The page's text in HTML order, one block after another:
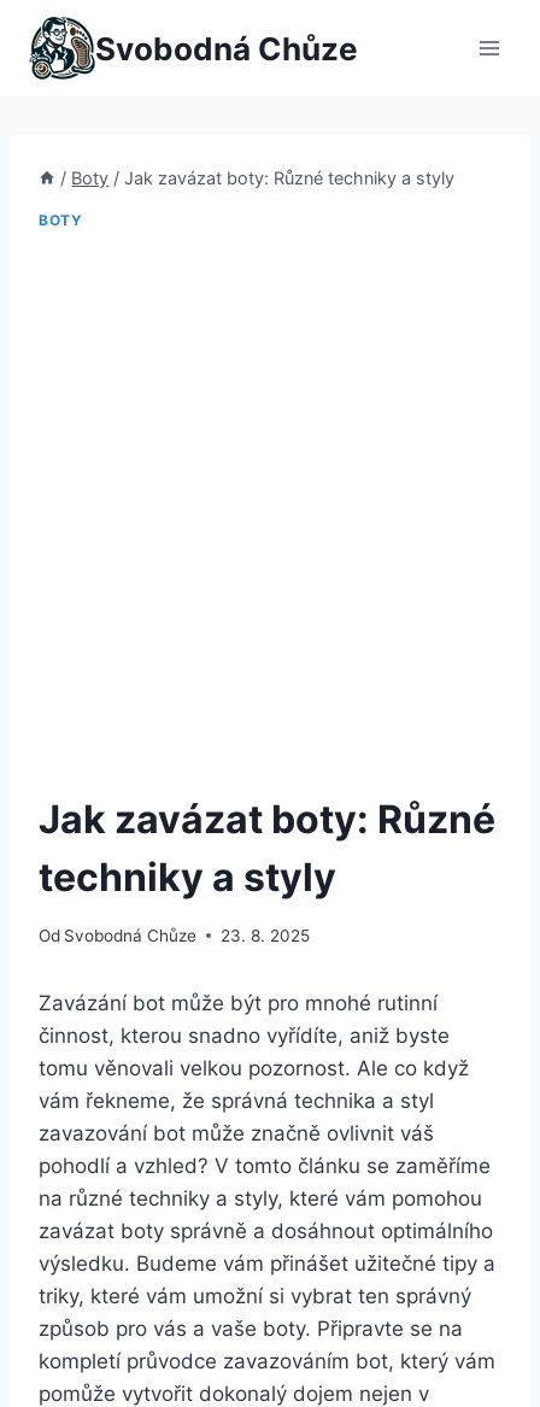
Přeskočit
obsah
Svobodná Chůze
/ Boty / Jak zavázat boty: Různé techniky a styly
BOTY
Jak zavázat boty: Různé
techniky a styly
Od Svobodná Chůze 23. 8. 2025
Zavázání‌ bot může⁣ být pro mnohé rutinní
⁣činnost, kterou snadno vyřídíte, aniž byste
tomu věnovali velkou pozornost. Ale ⁣co když
vám řekneme, že ⁢správná technika a styl
zavazování bot může značně ovlivnit váš
pohodlí a vzhled? V tomto článku se zaměříme
na různé ⁣techniky a styly, které vám pomohou
zavázat ⁢boty správně a dosáhnout optimálního
⁣výsledku. Budeme vám přinášet užitečné tipy a
triky, které vám umožní si vybrat ten správný
způsob pro⁤ vás a vaše boty. Připravte se na
kompletí ​průvodce zavazováním ⁤bot,​ který⁤ vám
pomůže vytvořit dokonalý dojem nejen v